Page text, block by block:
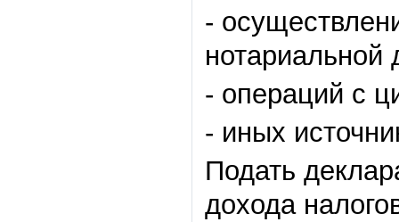
-
нотариальной
- операций с
- иных
Подать
дохода